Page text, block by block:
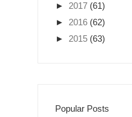
► 2017 (61)
► 2016 (62)
► 2015 (63)
Popular Posts